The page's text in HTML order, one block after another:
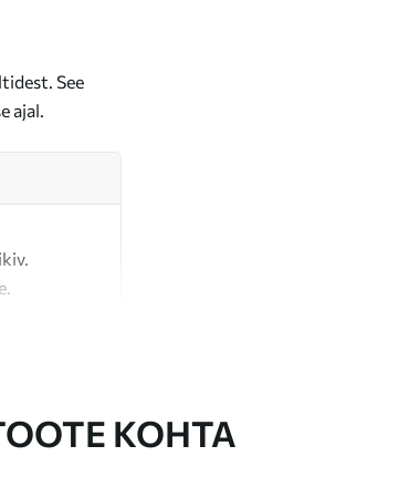
See
ajal.
KOHTA